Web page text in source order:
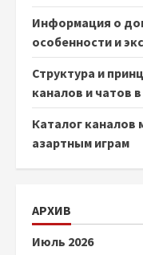
Информация о
особенности и
Структура и
каналов и чатов
Каталог каналов
азартным играм
АРХИВ
Июль 2026